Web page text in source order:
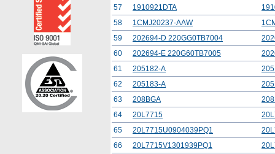
57
1910921DTA
58
1CMJ20237-AAW
59
202694-D 220GG0TB7004
60
202694-E 220G60TB7005
61
205182-A
62
205183-A
63
208BGA
64
20L7715
65
20L7715U0904039PQ1
66
20L7715V1301939PQ1